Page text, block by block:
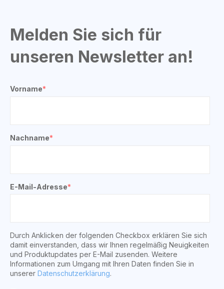
Melden Sie sich für
unseren Newsletter an!
Vorname*
Nachname*
E-Mail-Adresse*
Durch Anklicken der folgenden Checkbox erklären Sie sich
damit einverstanden, dass wir Ihnen regelmäßig Neuigkeiten
und Produktupdates per E-Mail zusenden. Weitere
Informationen zum Umgang mit Ihren Daten finden Sie in
unserer Datenschutzerklärung.